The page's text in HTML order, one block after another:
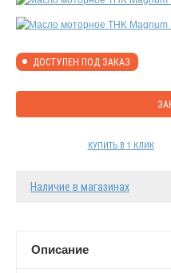
ДОСТУПЕН ПОД ЗАКАЗ
КУПИТЬ В 1 КЛИК
Наличие в магазинах
Описание